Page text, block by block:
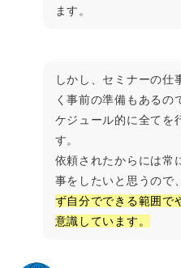
ます。
しかし、セミナーの仕
く事前の準備もあるの
ケジュール的に全てを
す。
依頼されたからには常
事をしたいと思うので
ず自分でできる範囲で
意識しています。